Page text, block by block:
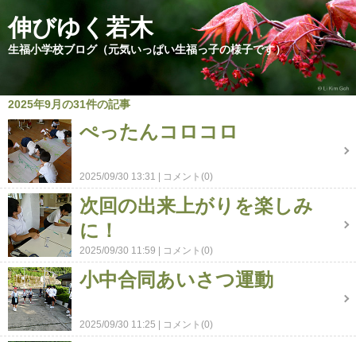
伸びゆく若木
生福小学校ブログ（元気いっぱい生福っ子の様子です）
2025年9月の31件の記事
ぺったんコロコロ
2025/09/30 13:31 コメント(0)
次回の出来上がりを楽しみ
に！
2025/09/30 11:59 コメント(0)
小中合同あいさつ運動
2025/09/30 11:25 コメント(0)